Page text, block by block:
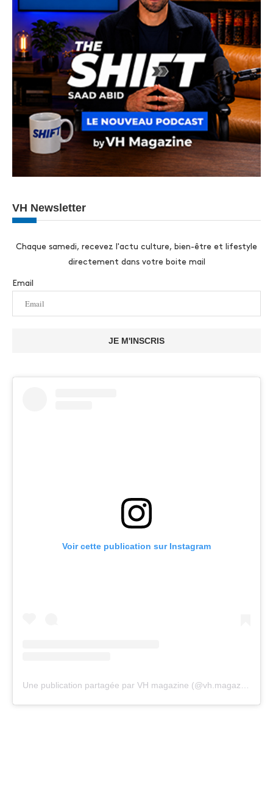
VH Newsletter
Chaque samedi, recevez l'actu culture, bien-être et lifestyle
directement dans votre boite mail
Email
JE M'INSCRIS
Voir cette publication sur Instagram
Une publication partagée par VH magazine (@vh.magazine)